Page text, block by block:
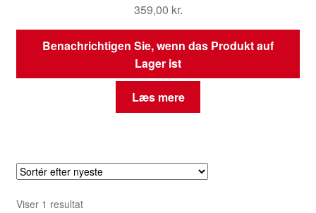
359,00 kr.
Benachrichtigen Sie, wenn das Produkt auf
Lager ist
Læs mere
Viser 1 resultat